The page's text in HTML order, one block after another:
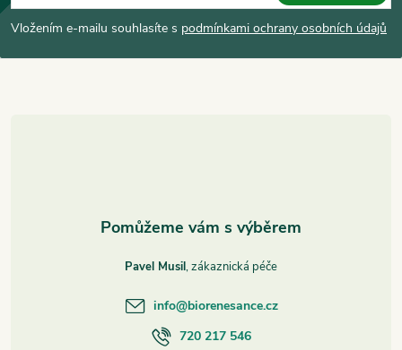
pVložením e-mailu souhlasíte s podmínkami ochrany osobních údajů
Pavel Musil
info@biorenesance.cz
720 217 546